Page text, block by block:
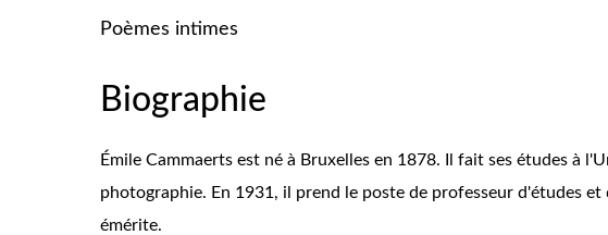
Poèmes intimes
Biographie
Émile Cammaerts est né à Bruxelles en 1878. Il fait ses études à
photographie. En 1931, il prend le poste de professeur d'études
émérite.